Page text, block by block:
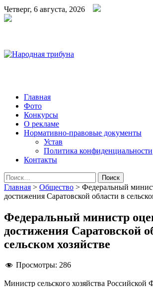
Четверг, 6 августа, 2026
Народная трибуна
Калининская районная газета
Главная
Фото
Конкурсы
О рекламе
Нормативно-правовые документы
Устав
Политика конфиденциальности
Контакты
Найти:
Главная > Общество > Федеральный
достижения Саратовской области в
Федеральный министр
достижения Саратовской
сельском хозяйстве
Просмотры: 286
Министр сельского хозяйства Российской